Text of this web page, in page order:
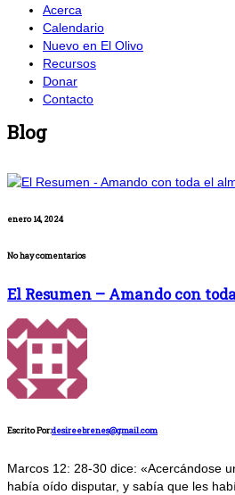
Acerca
Calendario
Nuevo en El Olivo
Recursos
Donar
Contacto
Blog
enero 14, 2024
No hay comentarios
El Resumen – Amando con
Escrito Por:desireebrenes@gmail.com
Marcos 12: 28-30 dice: «Acercándose
había oído disputar, y sabía que les